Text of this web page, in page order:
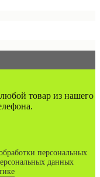
товар из нашего
персональных
данных